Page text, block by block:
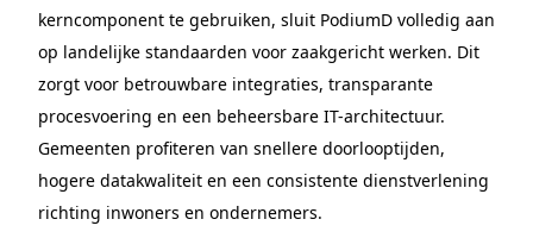
kerncomponent te gebruiken, sluit PodiumD volledig aan
op landelijke standaarden voor zaakgericht werken. Dit
zorgt voor betrouwbare integraties, transparante
procesvoering en een beheersbare IT-architectuur.
Gemeenten profiteren van snellere doorlooptijden,
hogere datakwaliteit en een consistente dienstverlening
richting inwoners en ondernemers.